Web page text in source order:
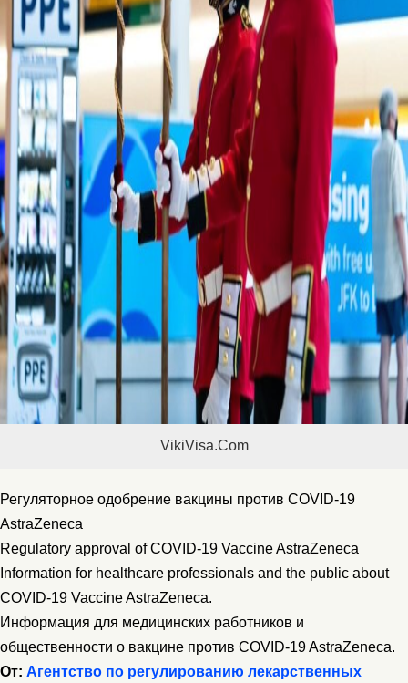
VikiVisa.Com
Регуляторное одобрение вакцины против COVID-19
AstraZeneca
Regulatory approval of COVID-19 Vaccine AstraZeneca
Information for healthcare professionals and the public about
COVID-19 Vaccine AstraZeneca.
Информация для медицинских работников и
общественности о вакцине против COVID-19 AstraZeneca.
От: Агентство по регулированию лекарственных